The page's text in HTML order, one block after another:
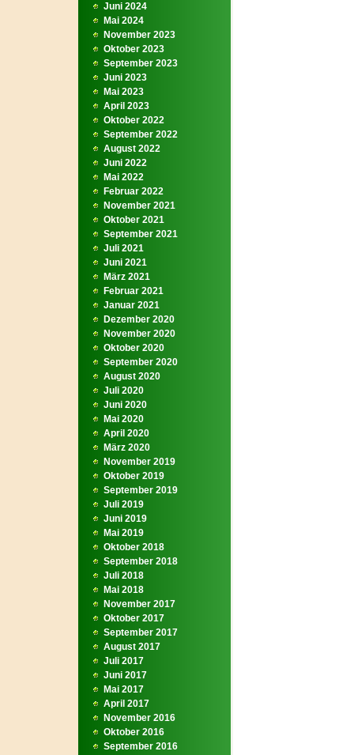
Juni 2024
Mai 2024
November 2023
Oktober 2023
September 2023
Juni 2023
Mai 2023
April 2023
Oktober 2022
September 2022
August 2022
Juni 2022
Mai 2022
Februar 2022
November 2021
Oktober 2021
September 2021
Juli 2021
Juni 2021
März 2021
Februar 2021
Januar 2021
Dezember 2020
November 2020
Oktober 2020
September 2020
August 2020
Juli 2020
Juni 2020
Mai 2020
April 2020
März 2020
November 2019
Oktober 2019
September 2019
Juli 2019
Juni 2019
Mai 2019
Oktober 2018
September 2018
Juli 2018
Mai 2018
November 2017
Oktober 2017
September 2017
August 2017
Juli 2017
Juni 2017
Mai 2017
April 2017
November 2016
Oktober 2016
September 2016